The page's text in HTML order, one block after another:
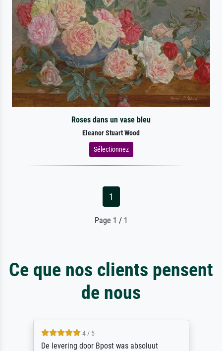
Roses dans un vase bleu
Eleanor Stuart Wood
Sélectionnez
1
Page 1 / 1
Ce que nos clients pensent
de nous
4 / 5
De levering door Bpost was absoluut